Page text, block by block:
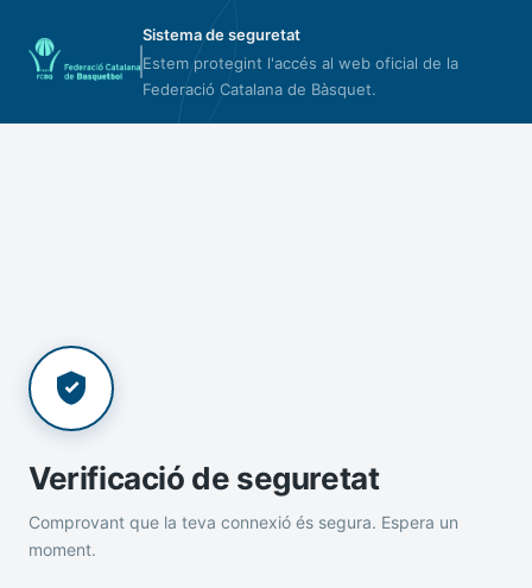
Sistema de seguretat
Estem protegint l'accés al web oficial de la
Federació Catalana de Bàsquet.
Verificació de seguretat
Comprovant que la teva connexió és segura. Espera un
moment.